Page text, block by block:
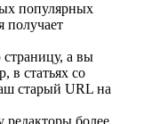
популярных
получает
а вы
в статьях со
старый URL на